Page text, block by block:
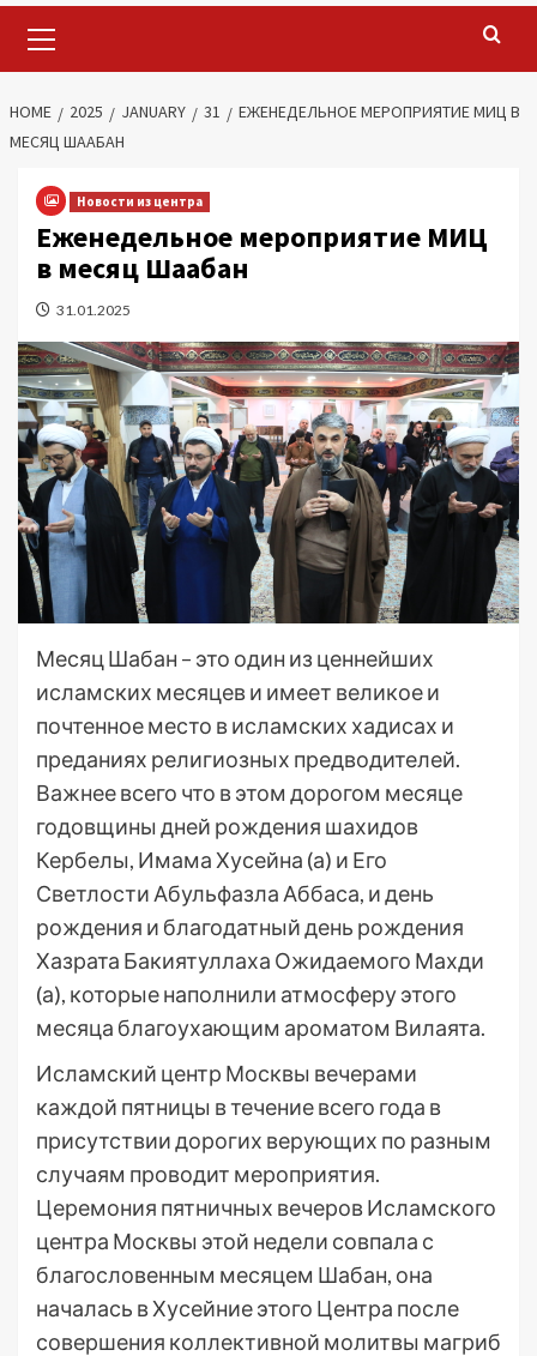
Menu
HOME 2025 JANUARY 31
ЕЖЕНЕДЕЛЬНОЕ МЕРОПРИЯТИЕ МИЦ В
МЕСЯЦ ШААБАН
Новости из центра
Еженедельное мероприятие МИЦ
в месяц Шаабан
31.01.2025
Месяц Шабан – это один из ценнейших
исламских месяцев и имеет великое и
почтенное место в исламских хадисах и
преданиях религиозных предводителей.
Важнее всего что в этом дорогом месяце
годовщины дней рождения шахидов
Кербелы, Имама Хусейна (а) и Его
Светлости Абульфазла Аббаса, и день
рождения и благодатный день рождения
Хазрата Бакиятуллаха Ожидаемого Махди
(а), которые наполнили атмосферу этого
месяца благоухающим ароматом Вилаята.
Исламский центр Москвы вечерами
каждой пятницы в течение всего года в
присутствии дорогих верующих по разным
случаям проводит мероприятия.
Церемония пятничных вечеров Исламского
центра Москвы этой недели совпала с
благословенным месяцем Шабан, она
началась в Хусейние этого Центра после
совершения коллективной молитвы магриб